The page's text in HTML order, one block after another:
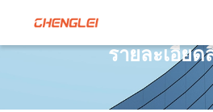
รายละเอีย